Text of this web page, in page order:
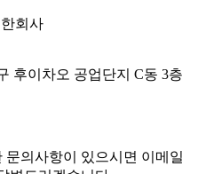
회사
후이차오 공업단지 C동 3층
의사항이 있으시면 이메일